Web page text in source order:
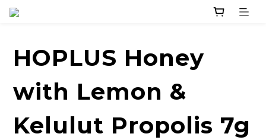
HOPLUS Honey
with Lemon &
Kelulut Propolis 7g